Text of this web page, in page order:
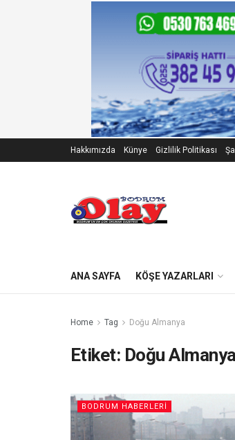
Hakkımızda Künye Gizlilik Politikası
ANA SAYFA KÖŞE YAZARLARI
Home Tag Doğu Almanya
Etiket: Doğu Almanya
BODRUM HABERLERI